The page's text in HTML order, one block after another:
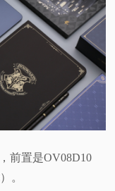
前置是OV08D10
。